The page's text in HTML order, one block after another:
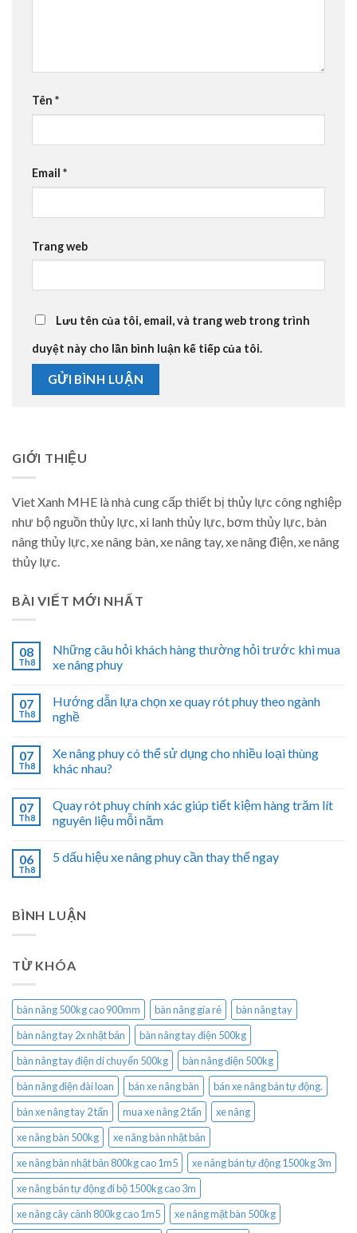
Tên *
Email *
Trang web
Lưu tên của tôi, email, và trang web trong trình
duyệt này cho lần bình luận kế tiếp của tôi.
GIỚI THIỆU
Viet Xanh MHE là nhà cung cấp thiết bị thủy lực công nghiệp
như bộ nguồn thủy lực, xi lanh thủy lực, bơm thủy lực, bàn
nâng thủy lực, xe nâng bàn, xe nâng tay, xe nâng điện, xe nâng
thủy lực.
BÀI VIẾT MỚI NHẤT
08
Th8
Những câu hỏi khách hàng thường hỏi trước khi mua
xe nâng phuy
07
Th8
Hướng dẫn lựa chọn xe quay rót phuy theo ngành
nghề
07
Th8
Xe nâng phuy có thể sử dụng cho nhiều loại thùng
khác nhau?
07
Th8
Quay rót phuy chính xác giúp tiết kiệm hàng trăm lít
nguyên liệu mỗi năm
06
Th8
5 dấu hiệu xe nâng phuy cần thay thế ngay
BÌNH LUẬN
TỪ KHÓA
bàn nâng 500kg cao 900mm bàn nâng gía rẻ
bàn nâng tay
bàn nâng tay 2x nhật bản
bàn nâng tay điện 500kg
bàn nâng tay điện di chuyển 500kg
bàn nâng điện 500kg
bàn nâng điện đài loan
bán xe nâng bàn
bán xe nâng bán tự động.
bán xe nâng tay 2 tấn
mua xe nâng 2 tấn
xe nâng
xe nâng bàn 500kg
xe nâng bàn nhật bản
xe nâng bàn nhật bản 800kg cao 1m5
xe nâng bán tự động 1500kg 3m
xe nâng bán tự động đi bộ 1500kg cao 3m
xe nâng cây cảnh 800kg cao 1m5
xe nâng mặt bàn 500kg